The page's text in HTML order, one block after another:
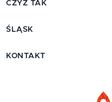
CZYŻ TAK
ŚLĄSK
KONTAKT